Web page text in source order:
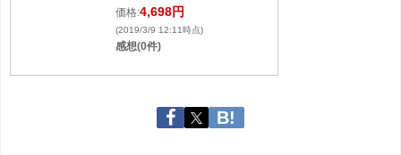
価格:4,698円
(2019/3/9 12:11時点)
感想(0件)